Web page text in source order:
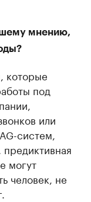
мнению,
которые
под
или
систем,
могут
человек, не